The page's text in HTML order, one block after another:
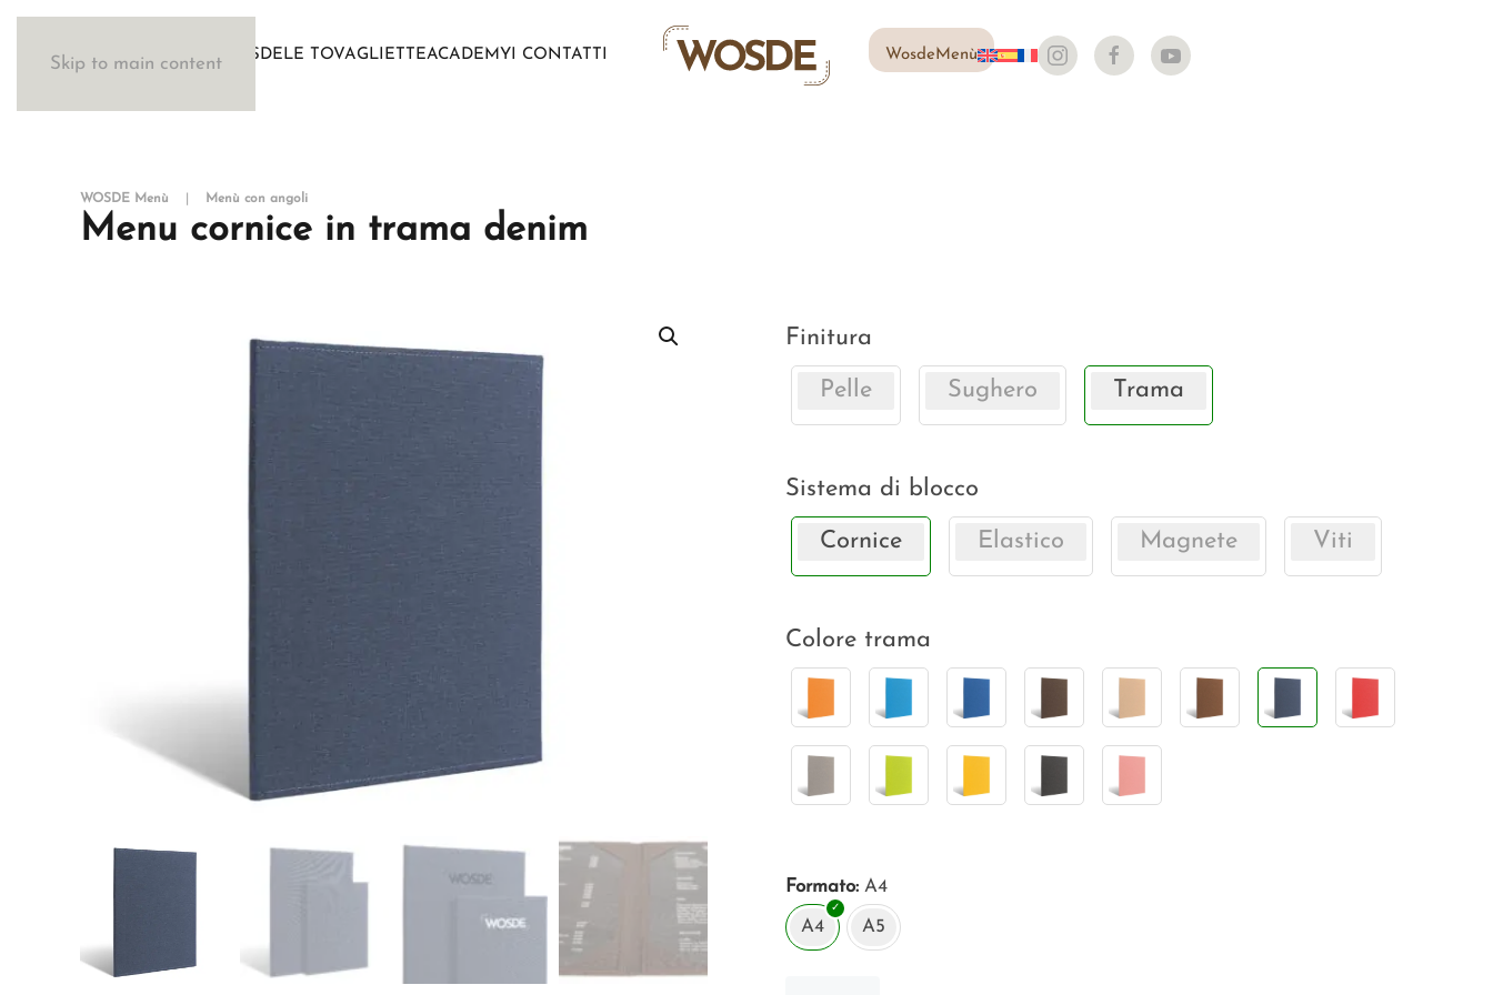
Skip to main content
IL METODO WOSDELE TOVAGLIETTEACADEMYI CONTATTI WosdeMenù
WOSDE Menù Menù con angoli
Menu cornice in trama denim
Finitura
Pelle Sughero Trama
Sistema di blocco
Cornice Elastico Magnete Viti
Colore trama
Formato A4
A4 A5